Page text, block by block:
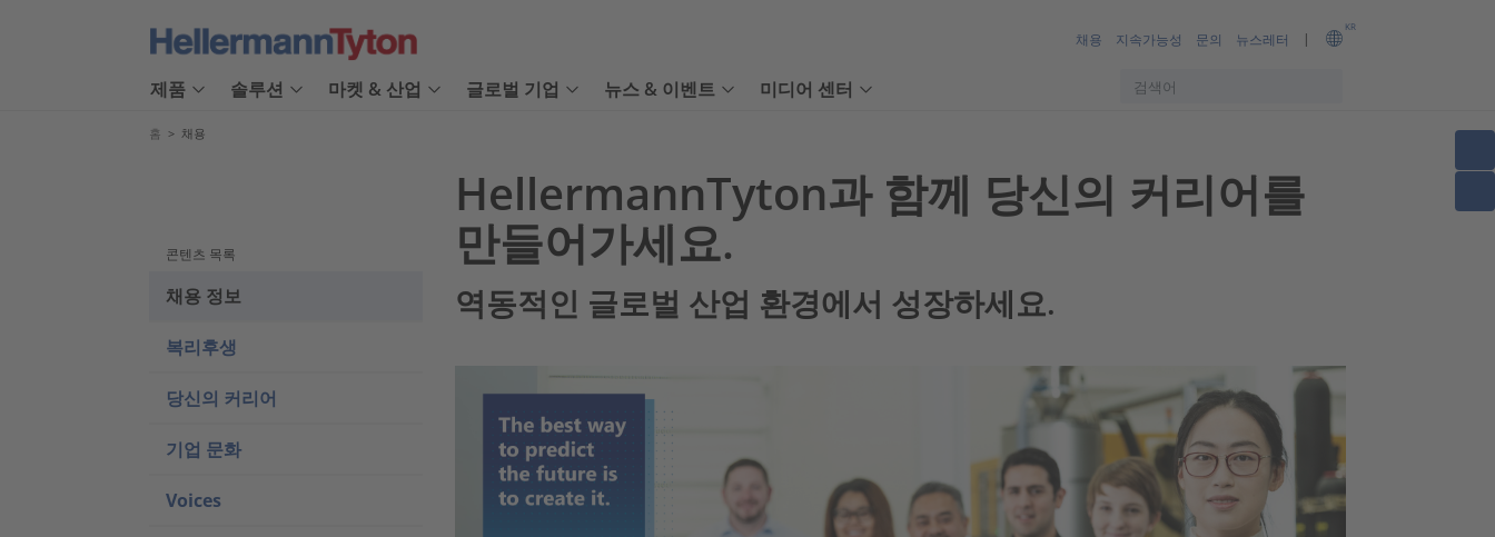
KR
채용 지속가능성 문의 뉴스레터
제품 솔루션 마켓 & 산업 글로벌 기업 뉴스 & 이벤트 미디어 센터
홈 > 채용
콘텐츠 목록
채용 정보
복리후생
당신의 커리어
기업 문화
Voices
HellermannTyton과 함께 당신의 커리어를
만들어가세요.
역동적인 글로벌 산업 환경에서 성장하세요.